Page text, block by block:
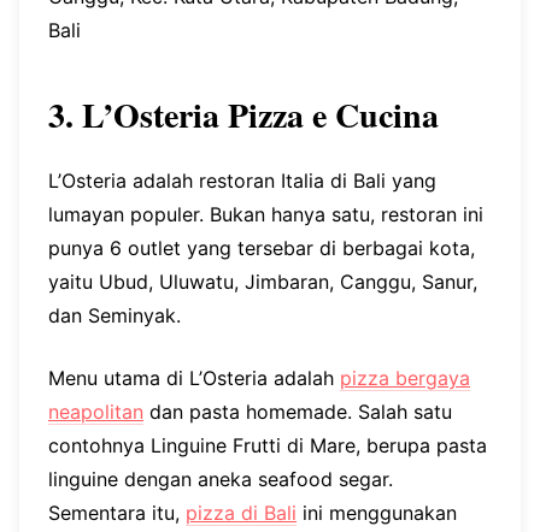
Bali
3. L’Osteria Pizza e Cucina
L’Osteria adalah restoran Italia di Bali yang
lumayan populer. Bukan hanya satu, restoran ini
punya 6 outlet yang tersebar di berbagai kota,
yaitu Ubud, Uluwatu, Jimbaran, Canggu, Sanur,
dan Seminyak.
Menu utama di L’Osteria adalah pizza bergaya
neapolitan dan pasta homemade. Salah satu
contohnya Linguine Frutti di Mare, berupa pasta
linguine dengan aneka seafood segar.
Sementara itu, pizza di Bali ini menggunakan